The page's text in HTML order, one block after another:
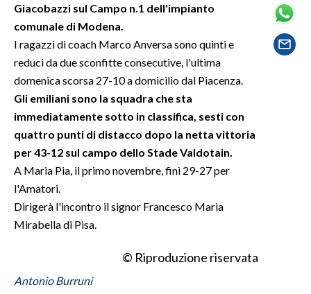
SALUTE
SARDEGNA TURISMO
SARDI NEL MONDO
NOTIZIE
EVENTI
#CARAUNIONE
3 MINUTI CON
Giacobazzi sul Campo n.1 dell'impianto
comunale di Modena.
I ragazzi di coach Marco Anversa sono quinti e
reduci da due sconfitte consecutive, l'ultima
domenica scorsa 27-10 a domicilio dal Piacenza.
Gli emiliani sono la squadra che sta
immediatamente sotto in classifica, sesti con
quattro punti di distacco dopo la netta vittoria
per 43-12 sul campo dello Stade Valdotain.
A Maria Pia, il primo novembre, finì 29-27 per
l'Amatori.
Dirigerà l'incontro il signor Francesco Maria
Mirabella di Pisa.
© Riproduzione riservata
Antonio Burruni